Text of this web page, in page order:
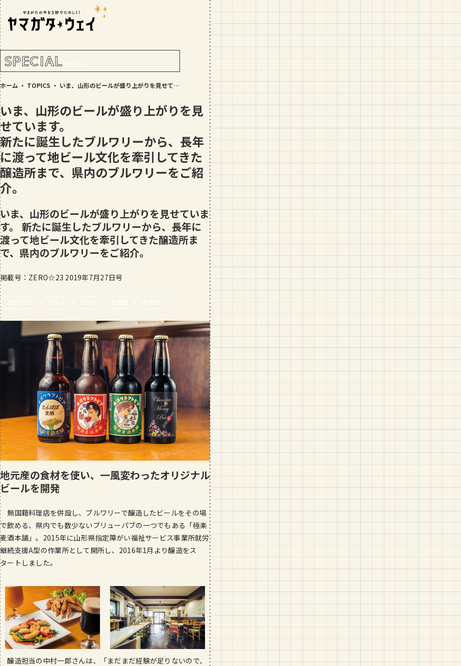
RANKING!
地元民が選ぶ山形県ラーメン人気店
の人気ランキング付！～日刊ヤマガタ
ウェイが厳選
GOURMET
【お肉をやわらかくする方法10選】結
【写真付き】山寺の階段はきつい？階
段数や所要時間をご紹介！
GOURMET
元民が選ぶランキングBEST５付き！
SPECIAL スペシャル
ホーム ・ TOPICS ・ いま、山形のビールが盛り上がりを見せています。 新たに誕生したブルワリーから、長年に渡って地ビール文化を牽引してきた醸造所まで、県内のブルワリーをご紹介。
いま、山形のビールが盛り上がりを見
せています。
新たに誕生したブルワリーから、長年
に渡って地ビール文化を牽引してきた
醸造所まで、県内のブルワリーをご紹
介。
いま、山形のビールが盛り上がりを見せていま
す。 新たに誕生したブルワリーから、長年に
渡って地ビール文化を牽引してきた醸造所ま
で、県内のブルワリーをご紹介。
掲載号：ZERO☆23 2019年7月27日号
ZERO☆23 グルメ ビール 多国籍 米沢市
地元産の食材を使い、一風変わったオリジナル
ビールを開発
無国籍料理店を併設し、ブルワリーで醸造したビールをその場
で飲める、県内でも数少ないブリューパブの一つでもある「極楽
麦酒本舗」。2015年に山形県指定障がい福祉サービス事業所就労
継続支援A型の作業所として開所し、2016年1月より醸造をス
タートしました。
醸造担当の中村一郎さんは、「まだまだ経験が足りないので、